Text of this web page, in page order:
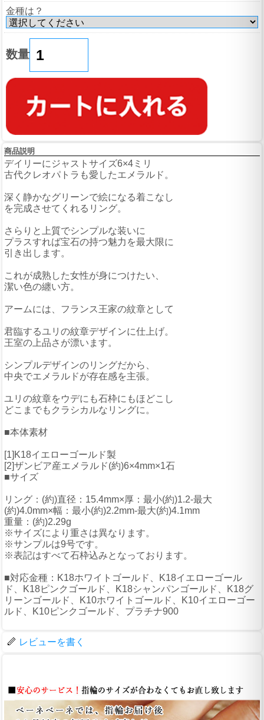
金種は？
数量
商品説明
デイリーにジャストサイズ6×4ミリ
古代クレオパトラも愛したエメラルド。
深く静かなグリーンで絵になる着こなし
を完成させてくれるリング。
さらりと上質でシンプルな装いに
プラスすれば宝石の持つ魅力を最大限に
引き出します。
これが成熟した女性が身につけたい、
潔い色の纏い方。
アームには、フランス王家の紋章として
君臨するユリの紋章デザインに仕上げ。
王室の上品さが漂います。
シンプルデザインのリングだから、
中央でエメラルドが存在感を主張。
ユリの紋章をウデにも石枠にもほどこし
どこまでもクラシカルなリングに。
■本体素材
[1]K18イエローゴールド製
[2]ザンビア産エメラルド(約)6×4mm×1石
■サイズ
リング：(約)直径：15.4mm×厚：最小(約)1.2-最大
(約)4.0mm×幅：最小(約)2.2mm-最大(約)4.1mm
重量：(約)2.29g
※サイズにより重さは異なります。
※サンプルは9号です。
※表記はすべて石枠込みとなっております。
■対応金種：K18ホワイトゴールド、K18イエローゴール
ド、K18ピンクゴールド、K18シャンパンゴールド、K18グ
リーンゴールド、K10ホワイトゴールド、K10イエローゴー
ルド、K10ピンクゴールド、プラチナ900
レビューを書く